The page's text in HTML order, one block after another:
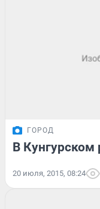
ГОРОД
В Кунгурском
20 июля, 2015, 08:24